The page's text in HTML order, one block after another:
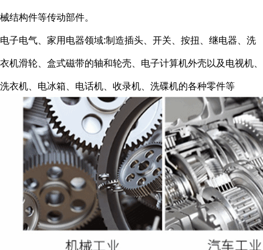
械结构件等传动部件。
电子电气、家用电器领域:制造插头、开关、按扭、继电器、洗
衣机滑轮、盒式磁带的轴和轮壳、电子计算机外壳以及电视机、
洗衣机、电冰箱、电话机、收录机、洗碟机的各种零件等